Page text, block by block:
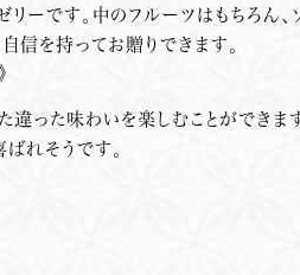
ーです。中のフルーツはもちろん、
信を持ってお贈りできます。
違った味わいを楽しむことができ
れそうです。